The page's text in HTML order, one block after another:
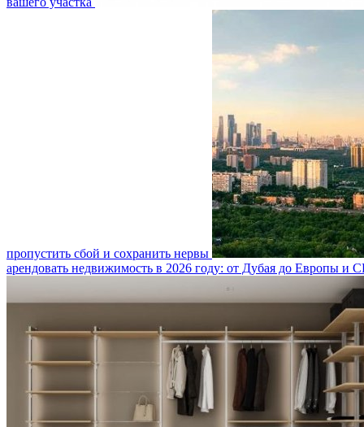
пропустить сбой и сохранить нервы
арендовать недвижимость в 2026 году: от Дубая до Европы и